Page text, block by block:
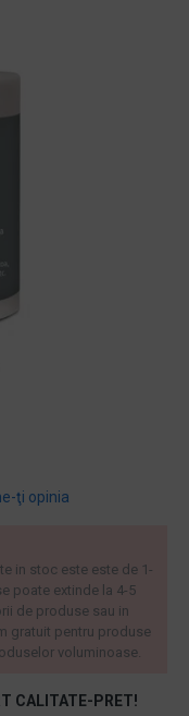
ţi opinia
CALITATE-PRET!
in stoc este este de 1-
poate extinde la 4-5
de produse sau in
gratuit pentru produse
voluminoase.